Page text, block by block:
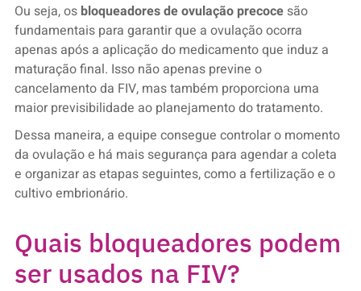
Ou seja, os bloqueadores de ovulação precocesão
fundamentais para garantir que a ovulação ocorra
apenas após a aplicação do medicamento que induz a
maturação final. Isso não apenas previne o
cancelamento da FIV, mas também proporciona uma
maior previsibilidade ao planejamento do tratamento.
Dessa maneira, a equipe consegue controlar o momento
da ovulação e há mais segurança para agendar a coleta
e organizar as etapas seguintes, como a fertilização e o
cultivo embrionário.
Quais bloqueadores podem
ser usados na FIV?